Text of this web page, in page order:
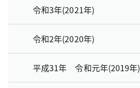
令和3年(2021年)
令和2年(2020年)
平成31年 令和元年(2019年)